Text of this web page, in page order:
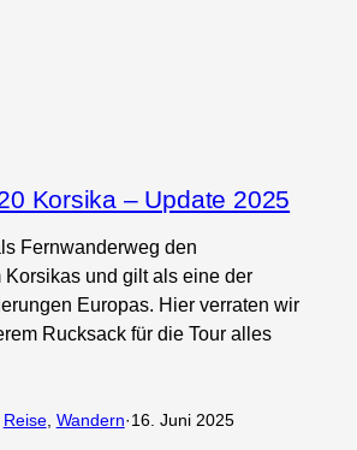
Korsika – Update 2025
Fernwanderweg den
und gilt als eine der
Europas. Hier verraten wir
Rucksack für die Tour alles
Reise, Wandern·16. Juni 2025